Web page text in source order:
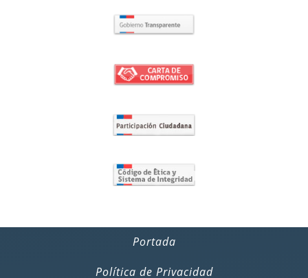
Portada
Política de Privacidad